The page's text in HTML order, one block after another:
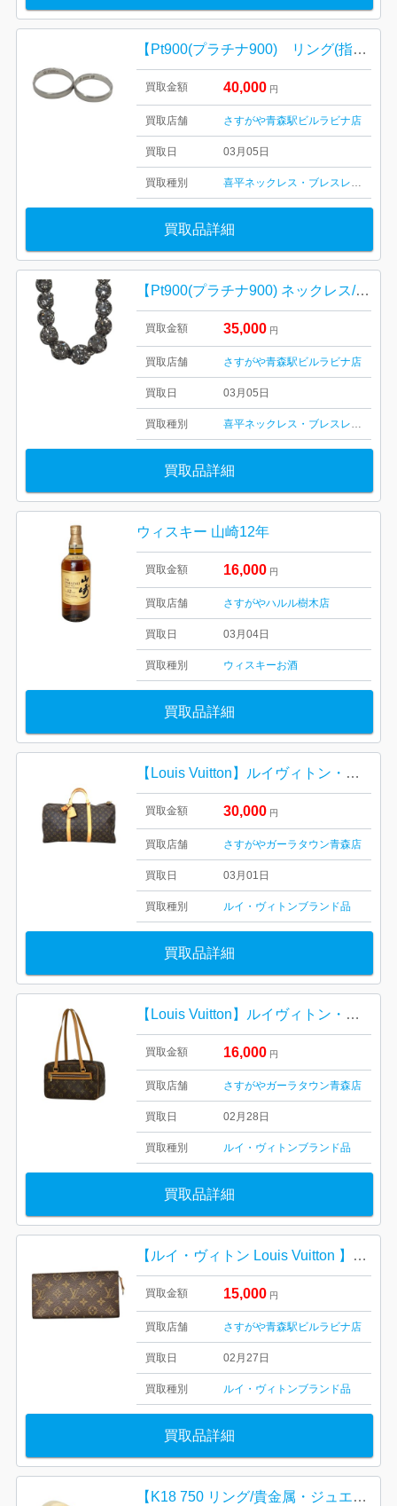
【Pt900(プラチナ900) リング(指輪)/貴金属・アクセサリー・ダイヤ・宝石・メンズ・レディース】
買取金額 40,000 円
買取店舗 さすがや青森駅ビルラビナ店
買取日 03月05日
買取種別 喜平ネックレス・ブレスレット
買取品詳細
【Pt900(プラチナ900) ネックレス/貴金属・アクセサリー・ダイヤモンド・宝石・メンズ・レディース】
買取金額 35,000 円
買取店舗 さすがや青森駅ビルラビナ店
買取日 03月05日
買取種別 喜平ネックレス・ブレスレット
買取品詳細
ウィスキー 山崎12年
買取金額 16,000 円
買取店舗 さすがやハルル樹木店
買取日 03月04日
買取種別 ウィスキーお酒
買取品詳細
【Louis Vuitton】ルイヴィトン・モノグラム・キーポル55・ブランドバッグ・ショルダーバッグ
買取金額 30,000 円
買取店舗 さすがやガーラタウン青森店
買取日 03月01日
買取種別 ルイ・ヴィトンブランド品
買取品詳細
【Louis Vuitton】ルイヴィトン・モノグラム・シテMM・ブランドバッグ・ショルダーバッグ
買取金額 16,000 円
買取店舗 さすがやガーラタウン青森店
買取日 02月28日
買取種別 ルイ・ヴィトンブランド品
買取品詳細
【ルイ・ヴィトン Louis Vuitton 】ポーチ・モノグラム・レザー・キャンバス・レディース・ブランド
買取金額 15,000 円
買取店舗 さすがや青森駅ビルラビナ店
買取日 02月27日
買取種別 ルイ・ヴィトンブランド品
買取品詳細
【K18 750 リング/貴金属・ジュエリー・リング・18金・宝石・ダイヤモンド・メンズ・レディース】